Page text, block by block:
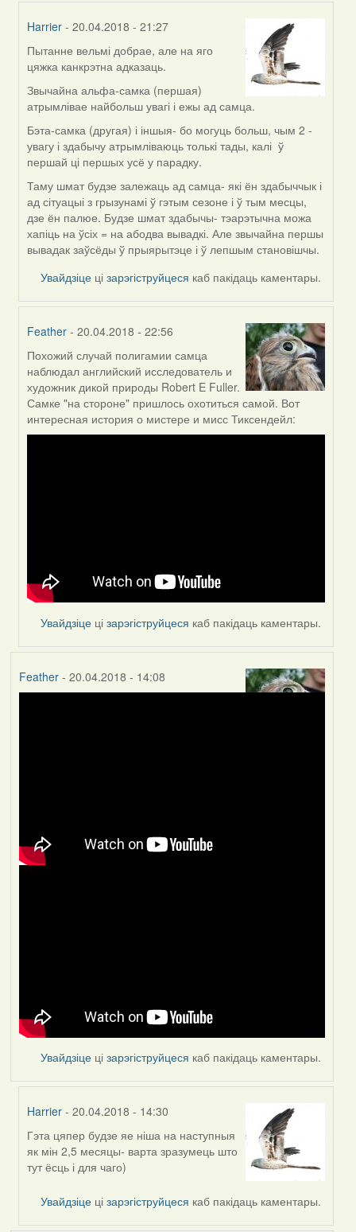
Harrier - 20.04.2018 - 21:27
In
reply
to
by
(госць)
Пытанне вельмі добрае, але на яго
цяжка канкрэтна адказаць.
Звычайна альфа-самка (першая)
атрымлівае найбольш увагі і ежы ад самца.
Бэта-самка (другая) і іншыя- бо могуць больш, чым 2 -
увагу і здабычу атрымліваюць толькі тады, калі ў
першай ці першых усё у парадку.
Таму шмат будзе залежаць ад самца- які ён здабыччык і
ад сітуацыі з грызунамі ў гэтым сезоне і ў тым месцы,
дзе ён палюе. Будзе шмат здабычы- тэарэтычна можа
хапіць на ўсіх = на абодва вывадкі. Але звычайна першы
вывадак заўсёды ў прыярытэце і ў лепшым становішчы.
Увайдзіце цізарэгіструйцеся каб пакідаць каментары.
Feather - 20.04.2018 - 22:56
In
reply
to
by
Сэльма
Похожий случай полигамии самца
наблюдал английский исследователь и
художник дикой природы Robert E Fuller.
Самке "на стороне" пришлось охотиться самой. Вот
интересная история о мистере и мисс Тиксендейл:
Увайдзіце цізарэгіструйцеся каб пакідаць каментары.
Feather- 20.04.2018 - 14:08
Увайдзіце цізарэгіструйцеся каб пакідаць каментары.
Harrier - 20.04.2018 - 14:30
In
reply
to
Feather
Гэта цяпер будзе яе ніша на наступныя
як мін 2,5 месяцы- варта зразумець што
тут ёсць і для чаго)
Увайдзіце цізарэгіструйцеся каб пакідаць каментары.